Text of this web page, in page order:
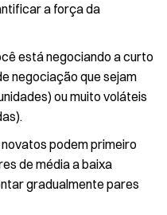
a força da
está negociando a curto
negociação que sejam
ou muito voláteis
podem primeiro
de média a baixa
gradualmente pares